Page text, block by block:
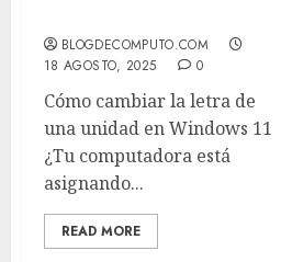
BLOGDECOMPUTO.COM
18 AGOSTO, 2025
0
Cómo cambiar la letra de
una unidad en Windows 11
¿Tu computadora está
asignando...
READ MORE